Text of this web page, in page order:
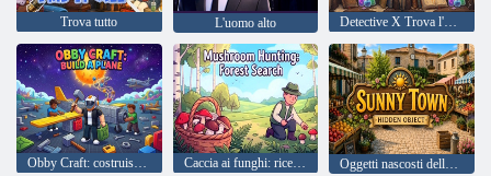
Trova tutto L'uomo alto Detective X Trova l'oggetto nascosto
Obby Craft: costruisci un aereo Caccia ai funghi: ricerca nella foresta
Oggetti nascosti della città soleggiata